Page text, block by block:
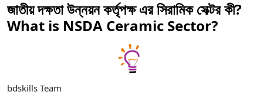
জাতীয় দক্ষতা উন্নয়ন কর্তৃপক্ষ এর সিরামিক সেক্টর কী?
What is NSDA Ceramic Sector?
bdskills Team